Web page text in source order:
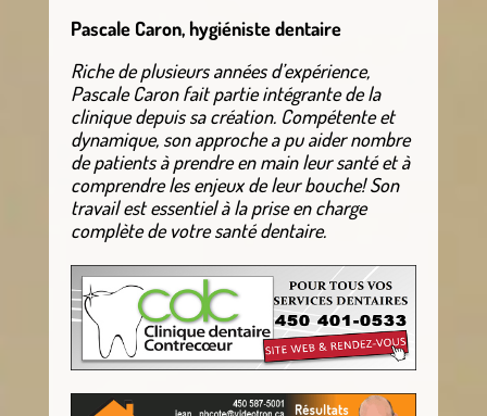
Pascale Caron, hygiéniste dentaire
Riche de plusieurs années d’expérience,
Pascale Caron fait partie intégrante de la
clinique depuis sa création. Compétente et
dynamique, son approche a pu aider nombre
de patients à prendre en main leur santé et à
comprendre les enjeux de leur bouche! Son
travail est essentiel à la prise en charge
complète de votre santé dentaire.